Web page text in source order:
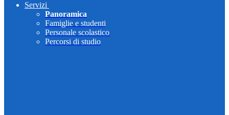
Servizi
Panoramica
Famiglie e studenti
Personale scolastico
Percorsi di studio